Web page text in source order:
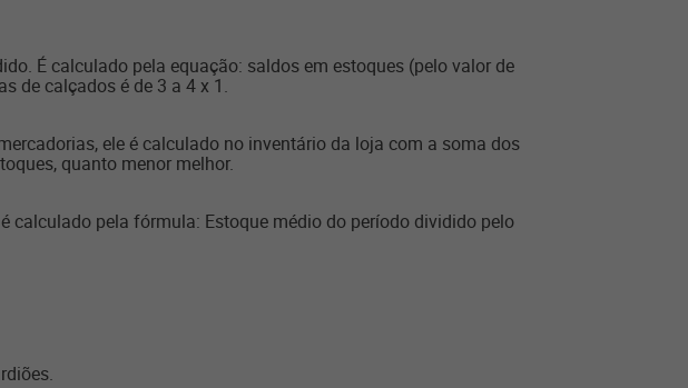
É calculado pela equação: saldos em estoques (pelo valor de
de calçados é de 3 a 4 x 1.
ele é calculado no inventário da loja com a soma dos
quanto menor melhor.
calculado pela fórmula: Estoque médio do período dividido pelo